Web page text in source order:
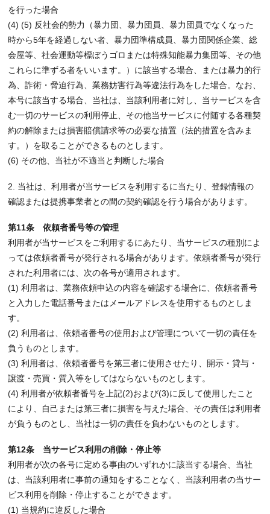
を行った場合
(4) (5) 反社会的勢力（暴力団、暴力団員、暴力団員でなくなった
時から5年を経過しない者、暴力団準構成員、暴力団関係企業、総
会屋等、社会運動等標ぼうゴロまたは特殊知能暴力集団等、その他
これらに準ずる者をいいます。）に該当する場合、または暴力的行
為、詐術・脅迫行為、業務妨害行為等違法行為をした場合。なお、
本号に該当する場合、当社は、当該利用者に対し、当サービスを含
む一切のサービスの利用停止、その他当サービスに付随する各種契
約の解除または損害賠償請求等の必要な措置（法的措置を含みま
す。）を取ることができるものとします。
(6) その他、当社が不適当と判断した場合
2. 当社は、利用者が当サービスを利用するに当たり、登録情報の
確認または提携事業者との間の契約確認を行う場合があります。
第11条 依頼者番号等の管理
利用者が当サービスをご利用するにあたり、当サービスの種別によ
っては依頼者番号が発行される場合があります。依頼者番号が発行
された利用者には、次の各号が適用されます。
(1) 利用者は、業務依頼申込の内容を確認する場合に、依頼者番号
と入力した電話番号またはメールアドレスを使用するものとしま
す。
(2) 利用者は、依頼者番号の使用および管理について一切の責任を
負うものとします。
(3) 利用者は、依頼者番号を第三者に使用させたり、開示・貸与・
譲渡・売買・質入等をしてはならないものとします。
(4) 利用者が依頼者番号を上記(2)および(3)に反して使用したこと
により、自己または第三者に損害を与えた場合、その責任は利用者
が負うものとし、当社は一切の責任を負わないものとします。
第12条 当サービス利用の削除・停止等
利用者が次の各号に定める事由のいずれかに該当する場合、当社
は、当該利用者に事前の通知をすることなく、当該利用者の当サー
ビス利用を削除・停止することができます。
(1) 当規約に違反した場合